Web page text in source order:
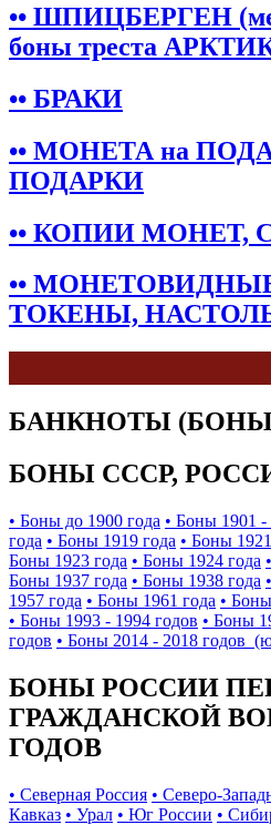
•• ШПИЦБЕРГЕН
боны треста
•• БРАКИ
•• МОНЕТА на
ПОДАРКИ
•• КОПИИ МОНЕТ,
••
ТОКЕНЫ,
БАНКНОТЫ
БОНЫ СССР,
• Боны до 1900 года • Боны 1901 -
года • Боны 1919 года • Боны
Боны 1923 года • Боны 1924 года
Боны 1937 года • Боны 1938 года
1957 года • Боны 1961 года •
• Боны 1993 - 1994 годов • Боны
годов • Боны 2014 - 2018 годов
БОНЫ РОССИИ
ГРАЖДАНСКОЙ
ГОДОВ
• Северная Россия • Северо-
Кавказ • Урал • Юг России •